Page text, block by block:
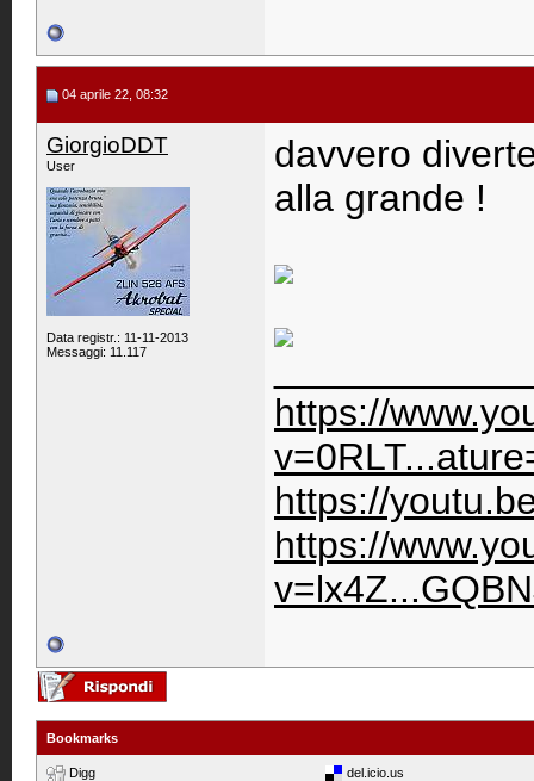
04 aprile 22, 08:32
GiorgioDDT
User
Data registr.: 11-11-2013
Messaggi: 11.117
davvero
alla grande !
https://
https://
https://
Bookmarks
Digg del.icio.us